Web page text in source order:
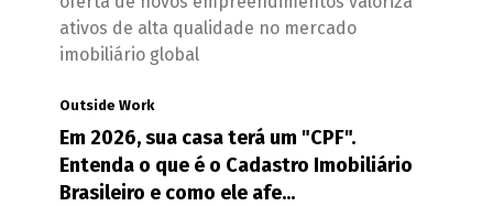
ativos de alta qualidade no mercado
imobiliário global
Outside Work
Em 2026, sua casa terá um "CPF".
Entenda o que é o Cadastro Imobiliário
Brasileiro e como ele afe...